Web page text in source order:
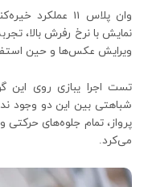
وان پلاس 11
نمایش با نرخ رفرش بالا،
ویرایش عکس‌ها و حین
پرواز، تمام جلوه‌های حرکتی
می‌کرد.